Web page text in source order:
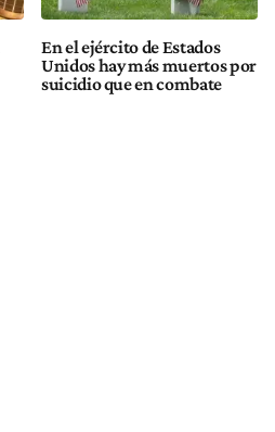
En el ejército de Estados
Unidos hay más muertos por
suicidio que en combate